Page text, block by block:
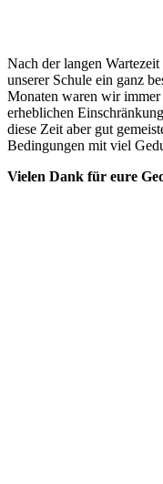
Nach der langen
unserer Schule ein ganz
Monaten waren wir
erheblichen
diese Zeit aber gut
Bedingungen mit viel
Vielen Dank für eure